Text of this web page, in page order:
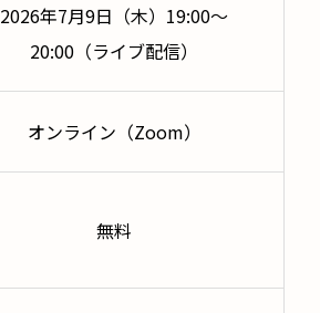
2026年7月9日（木）19:00〜
20:00（ライブ配信）
オンライン（Zoom）
無料